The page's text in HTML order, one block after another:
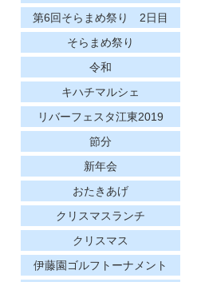
第6回そらまめ祭り 2日目
そらまめ祭り
令和
キハチマルシェ
リバーフェスタ江東2019
節分
新年会
おたきあげ
クリスマスランチ
クリスマス
伊藤園ゴルフトーナメント